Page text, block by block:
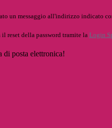
un messaggio all'indirizzo indicato
reset della password tramite la Login
di posta elettronica!